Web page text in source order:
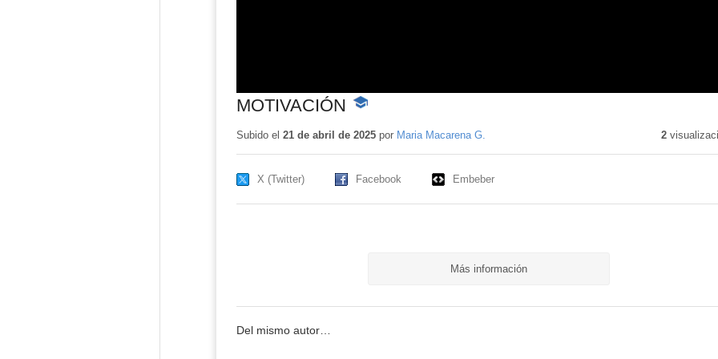
MOTIVACIÓN
-
educativo
Subido el 21 de abril de 2025por Maria Macarena G. 2
X (Twitter) Facebook Embeber
Más información
Del mismo autor…